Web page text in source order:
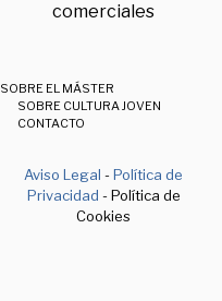
comerciales
SOBRE EL MÁSTER
SOBRE CULTURA JOVEN
CONTACTO
Aviso Legal -Política de
Privacidad - Política de
Cookies